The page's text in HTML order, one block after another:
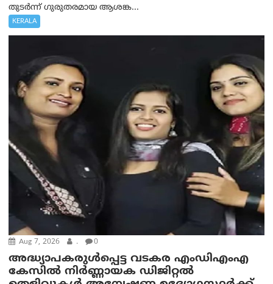
തുടർന്ന് ഗുരുതരമായ ആശങ്ക...
KERALA
Aug 7, 2026 . 0
അദ്ധ്യാപകരുള്‍പ്പെട്ട വടകര എംഡി‌എം‌എ
കേസില്‍ നിര്‍ണ്ണായക ഡിജിറ്റല്‍